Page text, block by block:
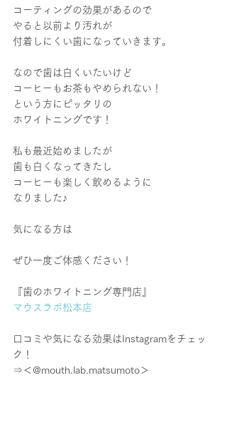
コーティングの効果があるので
やると以前より汚れが
付着しにくい歯になっていきます。
なので歯は白くいたいけど
コーヒーもお茶もやめられない！
という方にピッタリの
ホワイトニングです！
私も最近始めましたが
歯も白くなってきたし
コーヒーも楽しく飲めるように
なりました♪
気になる方は
ぜひ一度ご体感ください！
『歯のホワイトニング専門店』
マウスラボ松本店
口コミや気になる効果はInstagramをチェッ
ク！
⇒＜@mouth.lab.matsumoto＞